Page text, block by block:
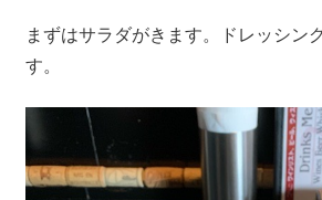
まずはサラダがきます。ドレッシン
す。